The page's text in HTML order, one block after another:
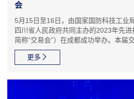
会
5月15日至16日，由国家国防科技工业
四川省人民政府共同主办的2023年先
简称“交易会”）在成都成功举办。本届
党的二十大战略部署和习近平总书记重
性、精准性、专业化、高水平的先进技
更多